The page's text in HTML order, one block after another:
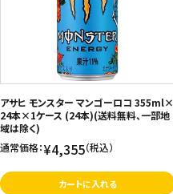
アサヒ モンスター マンゴーロコ 355ml×
24本×1ケース (24本)(送料無料、一部地
域は除く)
通常価格：¥4,355（税込）
カートに入れる